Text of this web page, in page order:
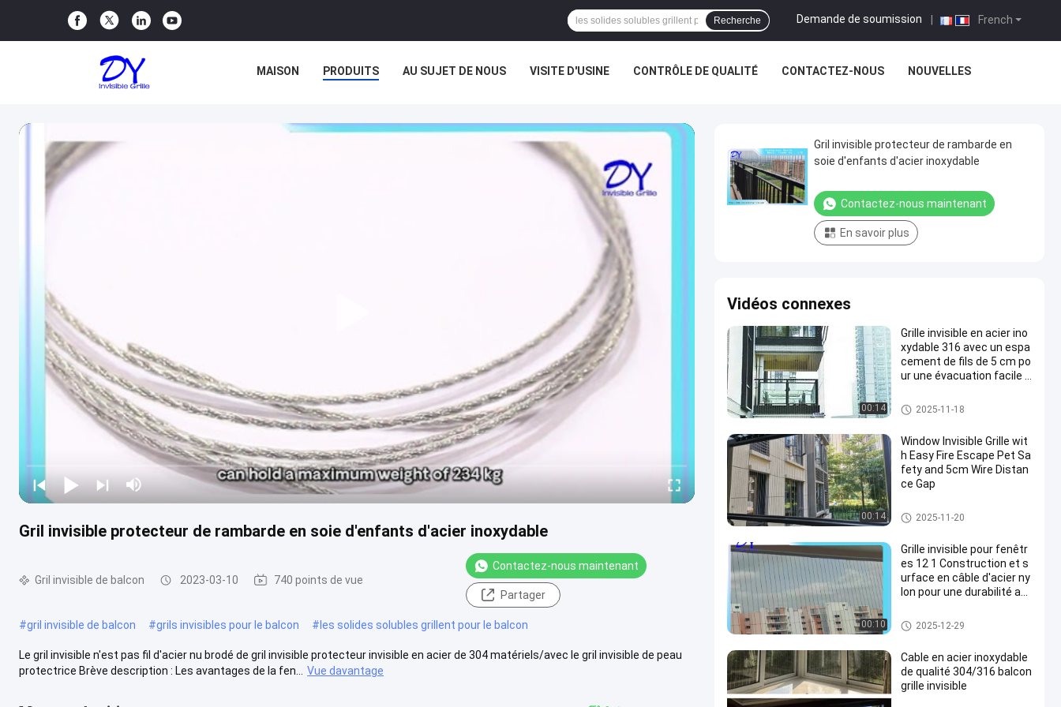
French
Demande de soumission
Recherche
MAISON PRODUITS AU SUJET DE NOUS VISITE D'USINE CONTRÔLE DE QUALITÉ CONTACTEZ-NOUS NOUVELLES
Gril invisible protecteur de rambarde en soie d'enfants d'acier inoxydable
Gril invisible de balcon 2023-03-10 740 points de vue
Contactez-nous maintenant
Partager
#gril invisible de balcon #grils invisibles pour le balcon #les solides solubles grillent pour le balcon
Le gril invisible n'est pas fil d'acier nu brodé de gril invisible protecteur invisible en acier de 304 matériels/avec le gril invisible de peau
protectrice Brève description : Les avantages de la fen...
Vue davantage
Gril invisible protecteur de rambarde en
soie d'enfants d'acier inoxydable
Contactez-nous maintenant
En savoir plus
Vidéos connexes
00:14
Grille invisible en acier ino
xydable 316 avec un espa
cement de fils de 5 cm po
ur une évacuation facile e
Gril invisible de balcon
2025-11-18
00:14
Window Invisible Grille wit
h Easy Fire Escape Pet Sa
fety and 5cm Wire Distan
ce Gap
Gril invisible de fenêtre
2025-11-20
00:10
Grille invisible pour fenêtr
es 12 1 Construction et s
urface en câble d'acier ny
lon pour une durabilité ac
Gril invisible de fenêtre
2025-12-29
Cable en acier inoxydable
de qualité 304/316 balcon
grille invisible